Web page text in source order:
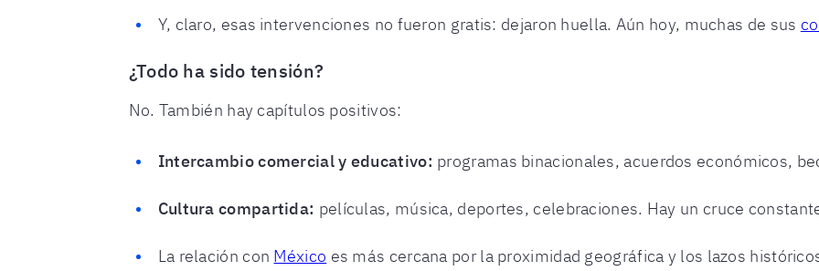
Y, claro, esas intervenciones no fueron gratis: dejaron huella. Aún hoy, muchas de sus
¿Todo ha sido tensión?
No. También hay capítulos positivos:
Intercambio comercial y educativo: programas binacionales, acuerdos económicos,
Cultura compartida: películas, música, deportes, celebraciones. Hay un cruce
La relación con México es más cercana por la proximidad geográfica y los lazos